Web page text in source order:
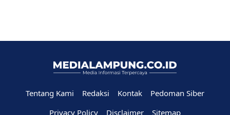
Tentang Kami Redaksi Kontak
Pedoman Siber
Privacy Policy
Disclaimer Sitemap